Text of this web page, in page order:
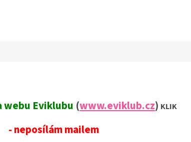
webu Eviklubu (www.eviklub.cz) KLIK
- neposílám mailem